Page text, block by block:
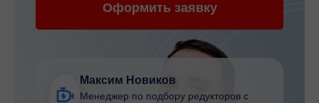
Оформить заявку
Максим Новиков
Менеджер по подбору редукторов с